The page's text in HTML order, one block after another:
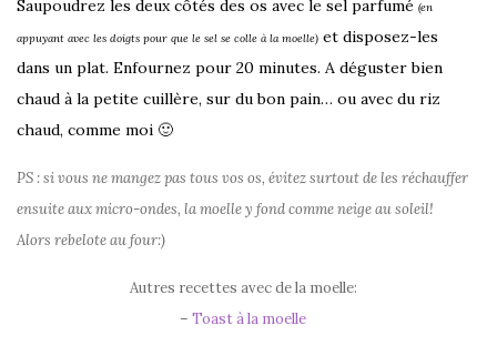
Saupoudrez les deux côtés des os avec le sel parfumé (en
appuyant avec les doigts pour que le sel se colle à la moelle) et disposez-les
dans un plat. Enfournez pour 20 minutes. A déguster bien
chaud à la petite cuillère, sur du bon pain… ou avec du riz
chaud, comme moi 🙂
PS : si vous ne mangez pas tous vos os, évitez surtout de les réchauffer
ensuite aux micro-ondes, la moelle y fond comme neige au soleil!
Alors rebelote au four:)
Autres recettes avec de la moelle:
– Toast à la moelle